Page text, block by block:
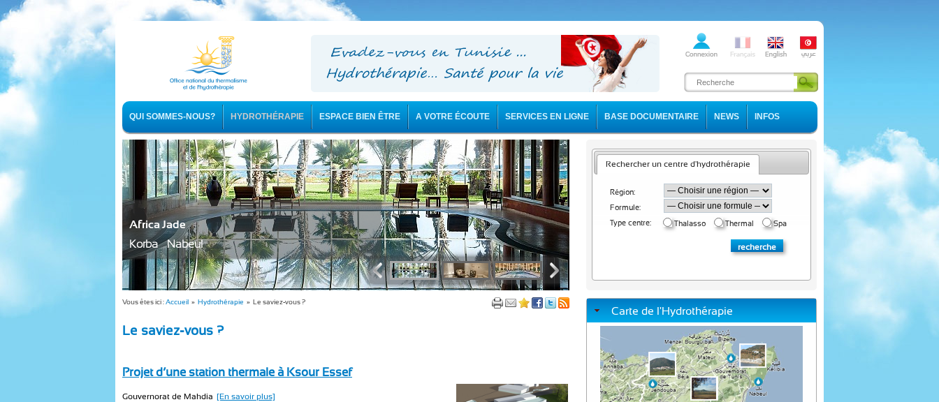
QUI SOMMES-NOUS? HYDROTHÉRAPIE ESPACE BIEN ÊTRE A VOTRE ÉCOUTE SERVICES EN LIGNE BASE DOCUMENTAIRE NEWS INFOS
Africa Jade
Korba - Nabeul
Rechercher un centre d'hydrothérapie
Région:
Formule:
Type centre:
Thalasso Thermal Spa
Carte de l'Hydrothérapie
Vous êtes ici :Accueil » Hydrothérapie » Le saviez-vous ?
Le saviez-vous ?
Projet d’une station thermale à Ksour Essef
Gouvernorat de Mahdia [En savoir plus]